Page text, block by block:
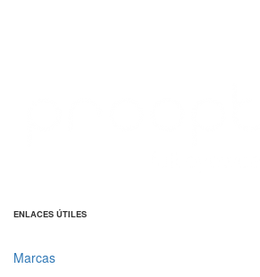
ENLACES ÚTILES
Marcas